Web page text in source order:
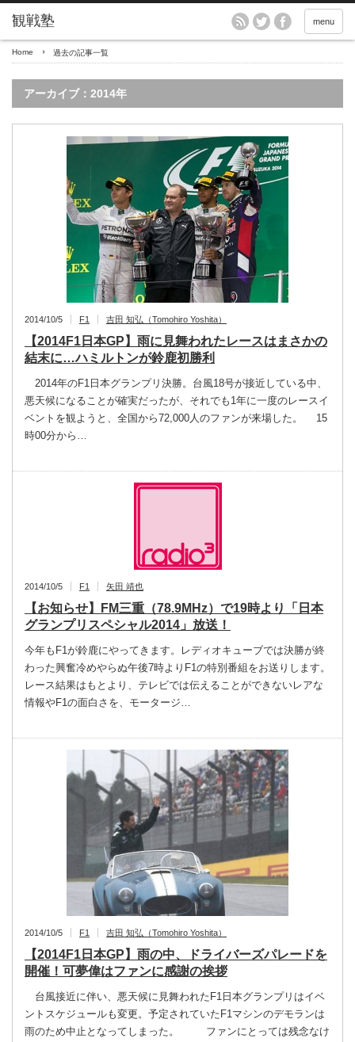
menu
Home 過去の記事一覧
アーカイブ：2014年
2014/10/5 F1 吉田 知弘（Tomohiro Yoshita）
【2014F1日本GP】雨に見舞われたレースはまさかの
結末に…ハミルトンが鈴鹿初勝利
2014年のF1日本グランプリ決勝。台風18号が接近している中、
悪天候になることが確実だったが、それでも1年に一度のレースイ
ベントを観ようと、全国から72,000人のファンが来場した。 15
時00分から…
2014/10/5 F1 矢田 靖也
【お知らせ】FM三重（78.9MHz）で19時より「日本
グランプリスペシャル2014」放送！
今年もF1が鈴鹿にやってきます。レディオキューブでは決勝が終
わった興奮冷めやらぬ午後7時よりF1の特別番組をお送りします。
レース結果はもとより、テレビでは伝えることができないレアな
情報やF1の面白さを、モータージ…
2014/10/5 F1 吉田 知弘（Tomohiro Yoshita）
【2014F1日本GP】雨の中、ドライバーズパレードを
開催！可夢偉はファンに感謝の挨拶
台風接近に伴い、悪天候に見舞われたF1日本グランプリはイベ
ントスケジュールも変更。予定されていたF1マシンのデモランは
雨のため中止となってしまった。 ファンにとっては残念なけ